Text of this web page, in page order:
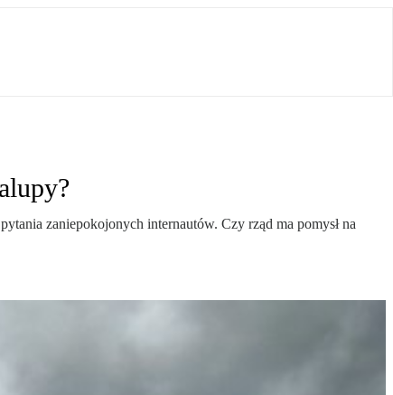
zaniepokojonych internautów. Czy rząd ma pomysł na